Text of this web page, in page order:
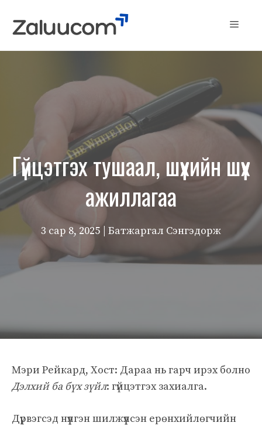
Menu
Гүйцэтгэх тушаал, шүүхийн шүүх
ажиллагаа
3 сар 8, 2025 | Батжаргал Сэнгэдорж
Мэри Рейкард, Хост: Дараа нь гарч ирэх болно
Дэлхий ба бүх зүйл: гүйцэтгэх захиалга.
Дүрвэгсэд нүүлгэн шилжүүлсэн ерөнхийлөгчийн